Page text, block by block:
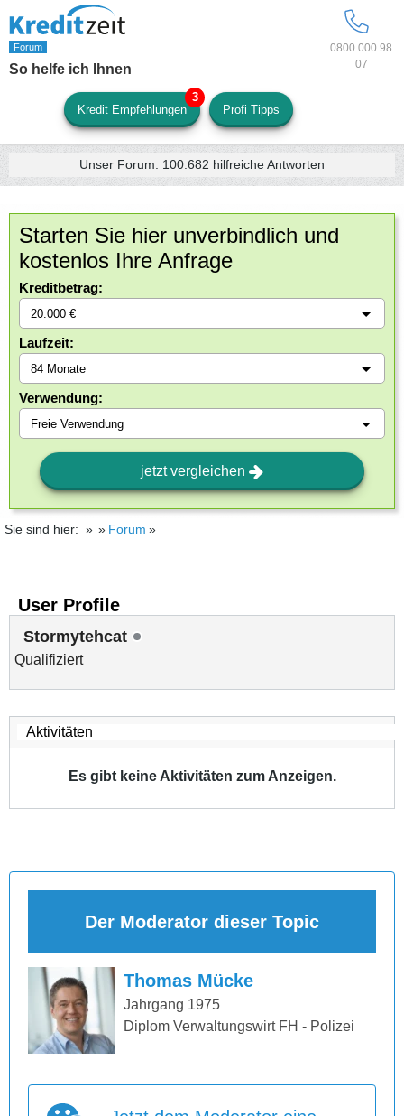
0800 000 98
07
So helfe ich Ihnen
Kredit Empfehlungen Profi Tipps
Unser Forum: 100.682 hilfreiche Antworten
Starten Sie hier unverbindlich und
kostenlos Ihre Anfrage
Kreditbetrag:
Laufzeit:
Verwendung:
jetzt vergleichen
Sie sind hier: Forum
User Profile
Stormytehcat
Qualifiziert
Es gibt keine Aktivitäten zum Anzeigen.
Der Moderator dieser Topic
Thomas Mücke
Jahrgang 1975
Diplom Verwaltungswirt FH - Polizei